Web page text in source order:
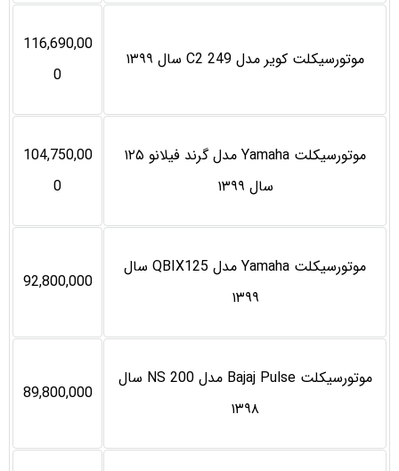
موتورسیکلت کویر مدل C2 249 سال ۱۳۹۹
116,690,00
0
موتورسیکلت Yamaha مدل گرند فیلانو ۱۲۵
سال ۱۳۹۹
104,750,00
0
موتورسیکلت Yamaha مدل QBIX125 سال
۱۳۹۹
92,800,000
موتورسیکلت Bajaj Pulse مدل NS 200 سال
۱۳۹۸
89,800,000